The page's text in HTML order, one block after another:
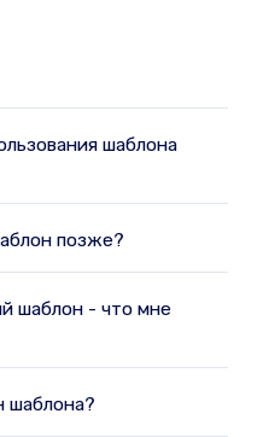
шаблона
позже?
шаблон - что мне
шаблона?